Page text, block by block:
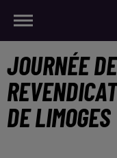
JOURNÉE
DE LIMOGES